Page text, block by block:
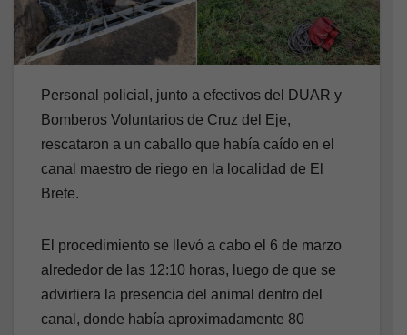
Personal policial, junto a efectivos del DUAR y
Bomberos Voluntarios de Cruz del Eje,
rescataron a un caballo que había caído en el
canal maestro de riego en la localidad de El
Brete.
El procedimiento se llevó a cabo el 6 de marzo
alrededor de las 12:10 horas, luego de que se
advirtiera la presencia del animal dentro del
canal, donde había aproximadamente 80